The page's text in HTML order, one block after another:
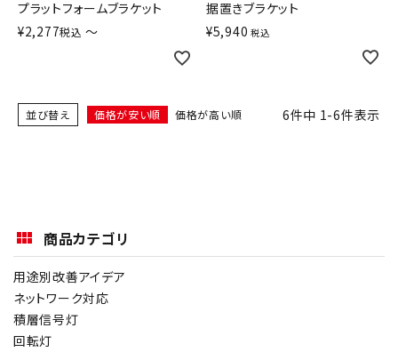
プラットフォームブラケット
¥2,277税込 〜
据置きブラケット
¥5,940 税込
並び替え 価格が安い順 価格が高い順 6件中 1-6件表示
商品カテゴリ
用途別改善アイデア
ネットワーク対応
積層信号灯
回転灯